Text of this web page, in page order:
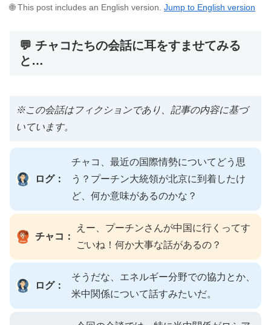
🌐 This post includes an English version. Jump to English version
💬 チャコたちの会話に耳をすませてみる
と…
※この会話はフィクションであり、記事の内容に基づ
いています。
ログ：
チャコ、最近の国際情勢についてどう思
う？プーチン大統領が北京に到着したけ
ど、何か意味があるのかな？
チャコ：
えー、プーチンさんが中国に行くってす
ごいね！何か大事な話があるの？
ログ：
そうだな、エネルギー分野での協力とか、
米中関係について話すみたいだ。